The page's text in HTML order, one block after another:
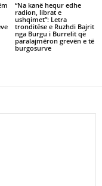
“Na kanë hequr edhe
radion, librat e
ushqimet”: Letra
tronditëse e Ruzhdi Bajrit
nga Burgu i Burrelit që
paralajmëron grevën e të
burgosurve